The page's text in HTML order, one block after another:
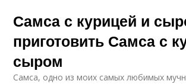
Самса с курицей и
приготовить Самса с
сыром
Самса, одно из моих самых любимых